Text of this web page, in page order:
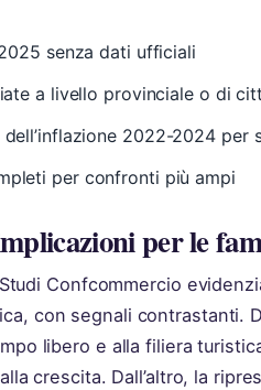
senza dati ufficiali
a livello provinciale o di
2022-2024 per
per confronti più ampi
per le
Studi Confcommercio
con segnali contrastanti.
libero e alla filiera
crescita. Dall’altro, la